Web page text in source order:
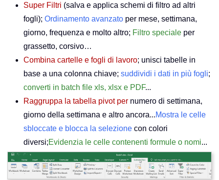
Super Filtri (salva e applica schemi di filtro ad altri
fogli); Ordinamento avanzato per mese, settimana,
giorno, frequenza e molto altro; Filtro speciale per
grassetto, corsivo…
Combina cartelle e fogli di lavoro; unisci tabelle in
base a una colonna chiave; suddividi i dati in più fogli;
converti in batch file xls, xlsx e PDF...
Raggruppa la tabella pivot per numero di settimana,
giorno della settimana e altro ancora...Mostra le celle
sbloccate e blocca la selezione con colori
diversi;Evidenzia le celle contenenti formule o nomi...